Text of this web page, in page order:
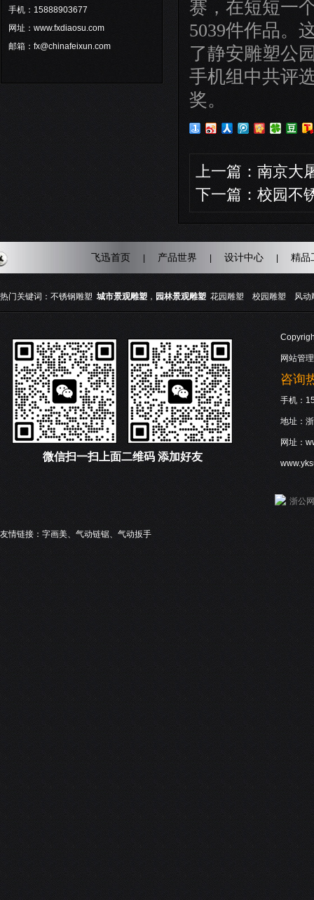
手机：15888903677
网址：www.fxdiaosu.com
邮箱：fx@chinafeixun.com
赛，在短短一
5039件作品。
了静安雕塑公
手机组中共评
奖。
上一篇： 南京大
下一篇： 校园不
飞迅首页 产品世界 设计中心 精品
热门关键词： 不锈钢雕塑 城市景观雕塑 ， 园林景观雕塑 花园雕塑 校园雕塑 风动
微信扫一扫上面二维码 添加好友
网站管理
咨询
手机：
地址：
网址：
浙公
友情链接： 字画美、 气动链锯、 气动扳手